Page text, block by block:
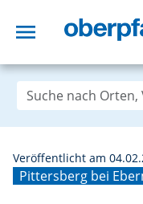
menu
Pittersberg bei
Veröffentlicht am